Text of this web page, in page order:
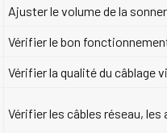
Ajuster le volume de la
Vérifier le bon
Vérifier la qualité du câblage
Vérifier les câbles réseau,